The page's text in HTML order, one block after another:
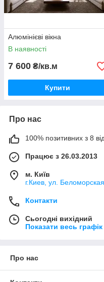
Алюмінієві вікна
В наявності
7 600 ₴/кв.м
Купити
Про нас
100% позитивних з 8
Працює з 26.03.2013
м. Київ
г.Киев, ул.
Контакти
Сьогодні вихідний
Показати весь
Про нас